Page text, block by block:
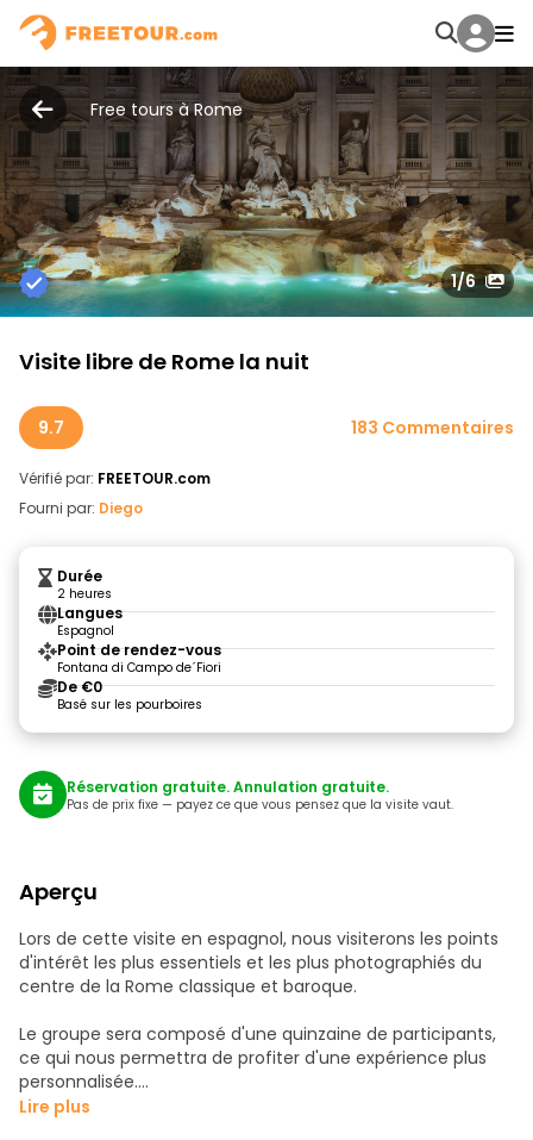
Free tours à Rome
1/6
Visite libre de Rome la nuit
9.7 183 Commentaires
Vérifié par: FREETOUR.com
Fourni par: Diego
Durée
2 heures
Langues
Espagnol
Point de rendez-vous
Fontana di Campo de´Fiori
De €0
Basé sur les pourboires
Réservation gratuite. Annulation gratuite.
Pas de prix fixe — payez ce que vous pensez que la visite vaut.
Aperçu
Lors de cette visite en espagnol, nous visiterons les points
d'intérêt les plus essentiels et les plus photographiés du
centre de la Rome classique et baroque.
Le groupe sera composé d'une quinzaine de participants,
ce qui nous permettra de profiter d'une expérience plus
personnalisée.
Lire plus